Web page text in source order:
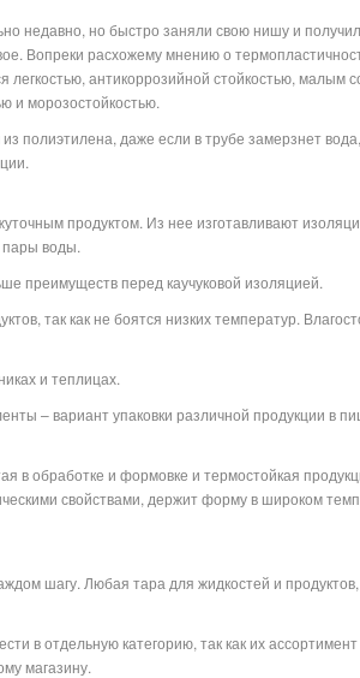
недавно, но быстро заняли свою нишу и
Вопреки расхожему мнению о
легкостью, антикоррозийной стойкостью,
и морозостойкостью.
полиэтилена, даже если в трубе замерзнет
продуктом. Из нее изготавливают
пары воды.
преимуществ перед каучуковой изоляцией.
так как не боятся низких температур.
и теплицах.
– вариант упаковки различной продукции в
в обработке и формовке и термостойкая
свойствами, держит форму в широком
шагу. Любая тара для жидкостей и
в отдельную категорию, так как их
магазину.